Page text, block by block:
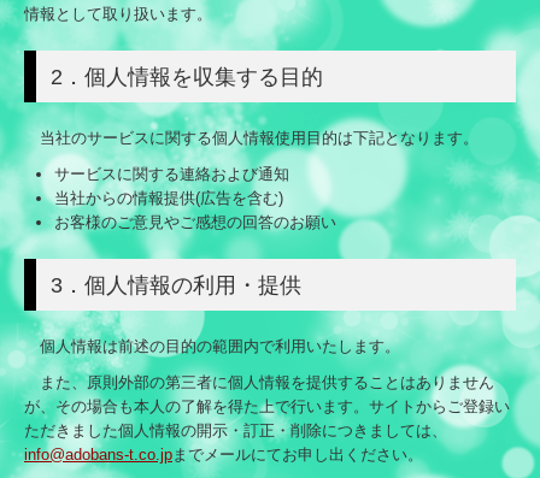
お問合せ
個人情報保護方針
情報として取り扱います。
2．個人情報を収集する目的
当社のサービスに関する個人情報使用目的は下記となります。
サービスに関する連絡および通知
当社からの情報提供(広告を含む)
お客様のご意見やご感想の回答のお願い
3．個人情報の利用・提供
個人情報は前述の目的の範囲内で利用いたします。
また、原則外部の第三者に個人情報を提供することはありません
が、その場合も本人の了解を得た上で行います。サイトからご登録い
ただきました個人情報の開示・訂正・削除につきましては、
info@adobans-t.co.jpまでメールにてお申し出ください。